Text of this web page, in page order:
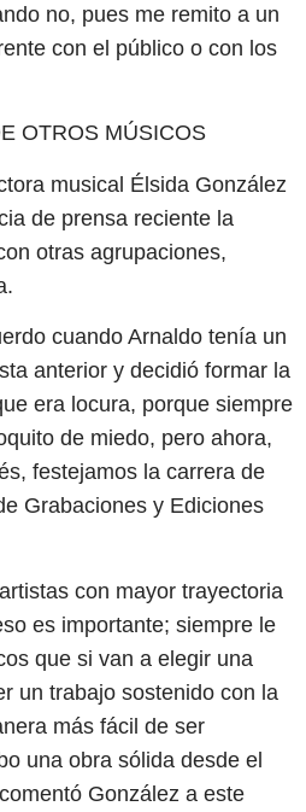
no, pues me remito a un
con el público o con los
OTROS MÚSICOS
musical Élsida González
de prensa reciente la
otras agrupaciones,
cuando Arnaldo tenía un
anterior y decidió formar la
era locura, porque siempre
de miedo, pero ahora,
festejamos la carrera de
Grabaciones y Ediciones
con mayor trayectoria
es importante; siempre le
que si van a elegir una
un trabajo sostenido con la
más fácil de ser
una obra sólida desde el
González a este